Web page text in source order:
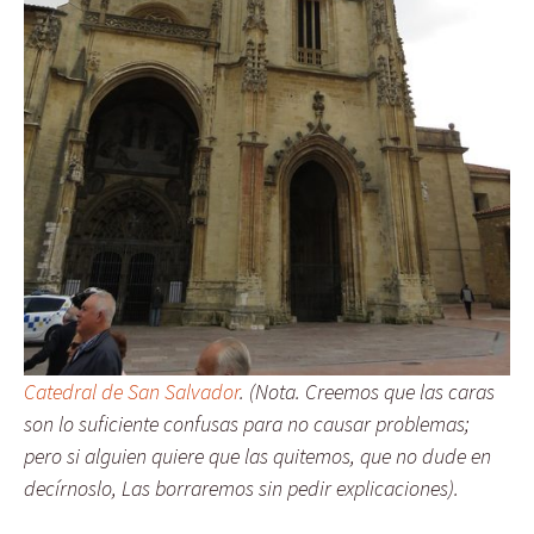
Catedral de San Salvador. (Nota. Creemos que las caras
son lo suficiente confusas para no causar problemas;
pero si alguien quiere que las quitemos, que no dude en
decírnoslo, Las borraremos sin pedir explicaciones).